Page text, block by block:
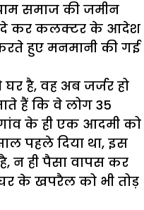
समाज की जमीन
दे कर कलक्टर के आदेश
हुए मनमानी की गई
है, वह अब जर्जर हो
हैं कि वे लोग 35
के ही एक आदमी को
पहले दिया था, इस
न ही पैसा वापस कर
के खपरैल को भी तोड़